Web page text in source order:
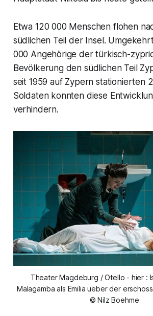
Etwa 120 000 Menschen flohen
südlichen Teil der Insel.
000 Angehörige der türkisch-
Bevölkerung den südlichen Teil
seit 1959 auf Zypern stationierten
Soldaten konnten diese
verhindern.
Theater Magdeburg / Otello - hier :
Malagamba als Emilia ueber der
© Nilz Boehme